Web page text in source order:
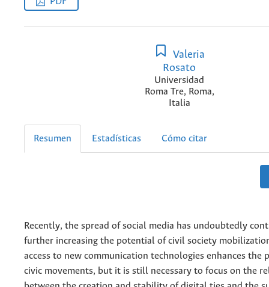
Valeria
Rosato
Universidad
Roma Tre, Roma,
Italia
Resumen Estadísticas Cómo citar
Recently, the spread of social media has undoubtedly
further increasing the potential of civil society
access to new communication technologies enhances the
civic movements, but it is still necessary to focus on the